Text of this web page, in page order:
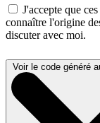
J'accepte que
connaître l'origine
discuter avec moi.
Voir le code généré